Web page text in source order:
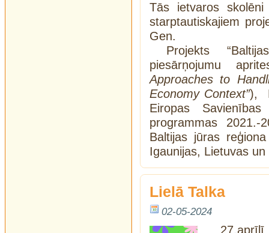
Tās ietvaros
starptautiskajiem
Gen.
Projekts
piesārņojumu
Approaches to
Economy Context”),
Eiropas
programmas
Baltijas jūras
Igaunijas, Lietuvas
Lielā Talka
02-05-2024
27.aprīlī